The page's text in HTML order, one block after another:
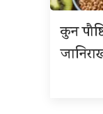
कुन